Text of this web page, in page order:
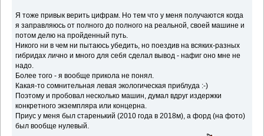
Я тоже привык верить цифрам. Но тем что у меня получаются когда
я заправляюсь от полного до полного на реальной, своей машине и
потом делю на пройденный путь.
Никого ни в чем ни пытаюсь убедить, но поездив на всяких-разных
гибридах лично и много для себя сделал вывод - нафиг оно мне не
надо.
Более того - я вообще прикола не понял.
Какая-то сомнительная левая экологическая приблуда :-)
Поэтому и пробовал несколько машин, думал вдруг издержки
конкретного экземпляра или концерна.
Приус у меня был старенький (2010 года в 2018м), а форд (на фото)
был вообще нулевый.